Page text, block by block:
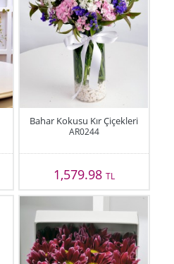
Bahar Kokusu Kır Çiçekleri
AR0244
1,579.98 TL